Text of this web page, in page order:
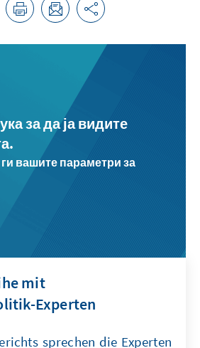
за да ја видите
вашите параметри за
mit
Experten
sprechen die Experten